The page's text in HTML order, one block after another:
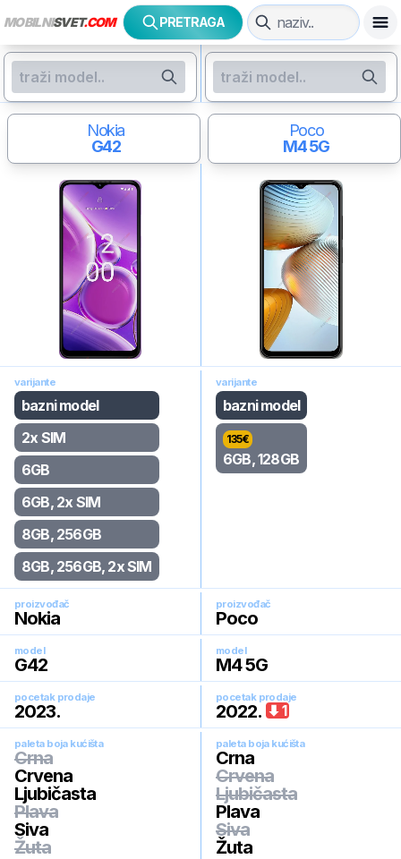
MOBILNISVET.COM PRETRAGA
Nokia
G42
Poco
M4 5G
varijante
bazni model
2x SIM
6GB
6GB, 2x SIM
8GB, 256GB
8GB, 256GB, 2x SIM
varijante
bazni model
135€
6GB, 128GB
proizvođač
Nokia
proizvođač
Poco
model
G42
model
M4 5G
pocetak prodaje
2023.
pocetak prodaje
2022. 1
paleta boja kućišta
Crna
Crvena
Ljubičasta
Plava
Siva
Žuta
paleta boja kućišta
Crna
Crvena
Ljubičasta
Plava
Siva
Žuta